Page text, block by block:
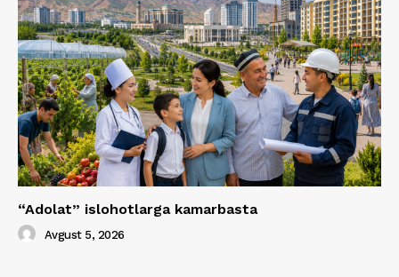
“Adolat” islohotlarga kamarbasta
Avgust 5, 2026